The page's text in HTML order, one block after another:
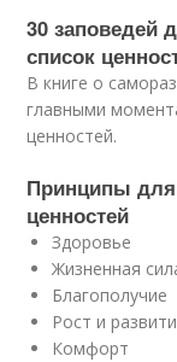
30 заповедей
список
В книге о
главными
ценностей.
Принципы для
ценностей
Здоровье
Жизненная
Благополучие
Рост и
Комфорт